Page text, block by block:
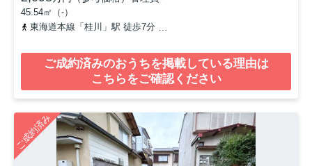
45.54㎡（-）
東海道本線「桂川」駅 徒歩7分
ご成約済みのおうちを掲載している理由は
こちらをご確認ください
ご成約済み